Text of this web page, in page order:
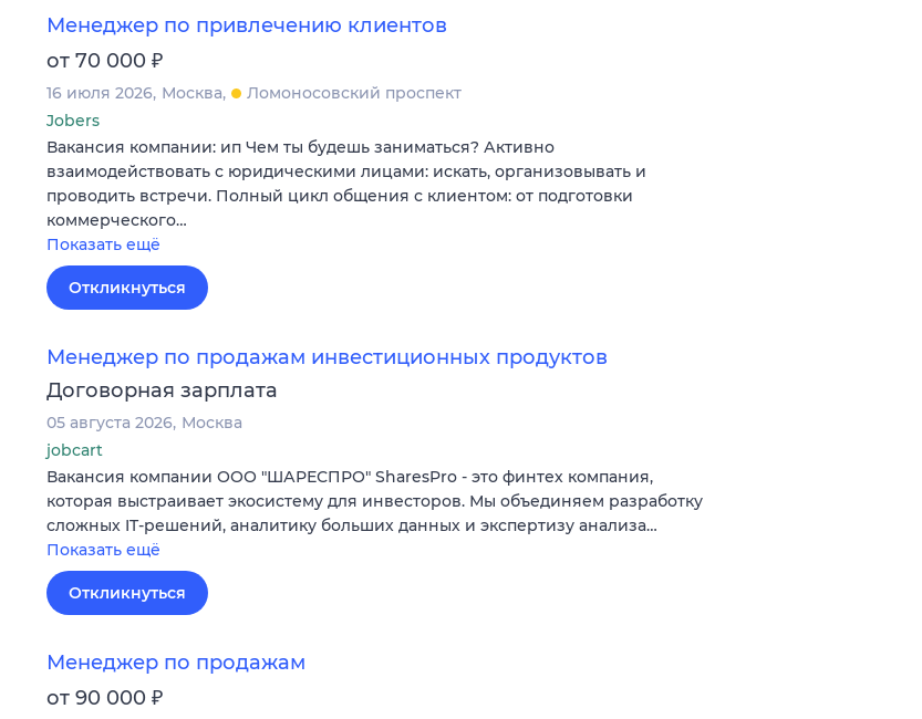
Менеджер по привлечению клиентов
от 70 000 ₽
16 июля 2026 Москва
Ломоносовский проспект
Jobers
Вакансия компании: ип Чем ты будешь заниматься? Активно
взаимодействовать с юридическими лицами: искать, организовывать и
проводить встречи. Полный цикл общения с клиентом: от подготовки
коммерческого…
Показать ещё
Откликнуться
Менеджер по продажам инвестиционных продуктов
Договорная зарплата
05 августа 2026 Москва
jobcart
Вакансия компании ООО "ШАРЕСПРО" SharesPro - это финтех компания,
которая выстраивает экосистему для инвесторов. Мы объединяем разработку
сложных IT‑решений, аналитику больших данных и экспертизу анализа…
Показать ещё
Откликнуться
Менеджер по продажам
от 90 000 ₽